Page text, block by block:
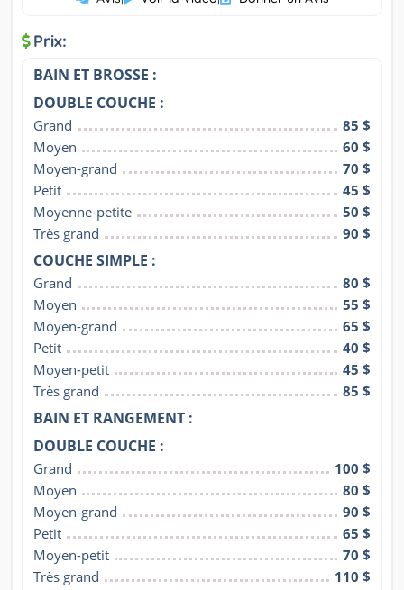
Prix:
BAIN ET BROSSE :
DOUBLE COUCHE :
Grand
85 $
Moyen
60 $
Moyen-grand
70 $
Petit
45 $
Moyenne-petite
50 $
Très grand
90 $
COUCHE SIMPLE :
Grand
80 $
Moyen
55 $
Moyen-grand
65 $
Petit
40 $
Moyen-petit
45 $
Très grand
85 $
BAIN ET RANGEMENT :
DOUBLE COUCHE :
Grand
100 $
Moyen
80 $
Moyen-grand
90 $
Petit
65 $
Moyen-petit
70 $
Très grand
110 $